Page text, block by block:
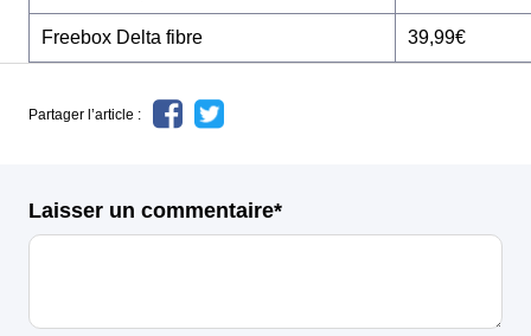
Freebox Delta fibre 39,99€
Partager l’article :
Laisser un commentaire*